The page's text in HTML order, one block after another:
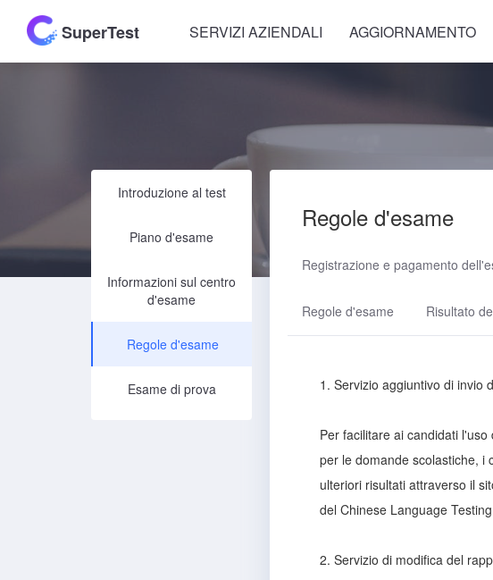
SuperTest SERVIZI AZIENDALI AGGIORNAMENTO
Introduzione al test
Piano d'esame
Informazioni sul centro
d'esame
Regole d'esame
Esame di prova
Regole d'esame
Registrazione e pagamento
Regole d'esame Risultato
1. Servizio aggiuntivo di invio
Per facilitare ai candidati
per le domande scolastiche, i
ulteriori risultati attraverso il
del Chinese Language
2. Servizio di modifica del